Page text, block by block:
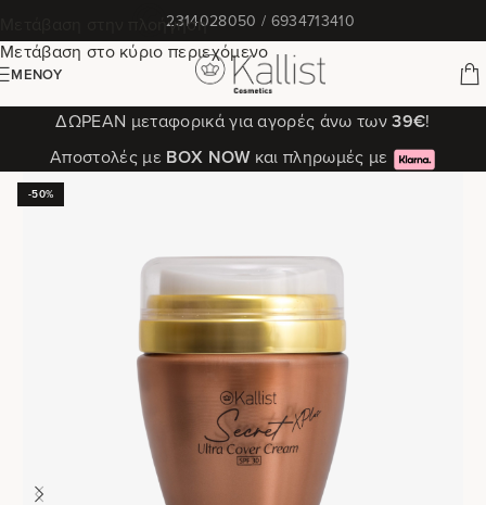
Μετάβαση στην πλοήγηση
Μετάβαση στο κύριο περιεχόμενο
✆2314028050 / 6934713410
ΜΕΝΟΎ
ΔΩΡΕΑΝ μεταφορικά για αγορές άνω των39€!
Αποστολές με ΒΟΧ ΝΟWκαι πληρωμές με
-50%